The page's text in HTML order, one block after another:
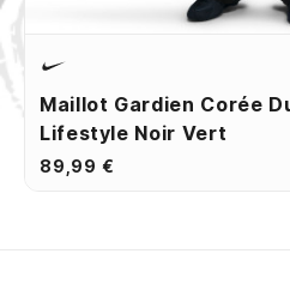
Maillot Gardien Corée
Lifestyle Noir Vert
89,99 €